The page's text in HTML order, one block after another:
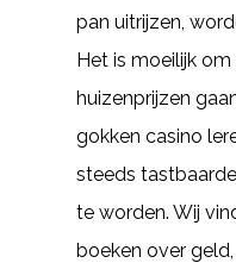
pan uitrijzen,
Het is moeilijk
huizenprijzen
gokken casino
steeds
te worden. Wij
boeken over